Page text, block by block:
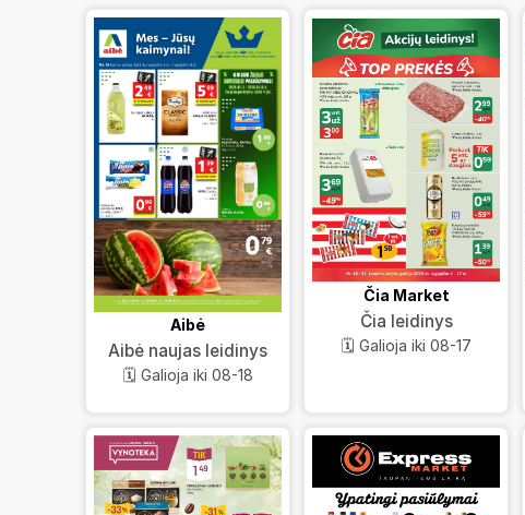
Aibė
Aibė naujas leidinys
🗓️ Galioja iki 08-18
Čia Market
Čia leidinys
🗓️ Galioja iki 08-17